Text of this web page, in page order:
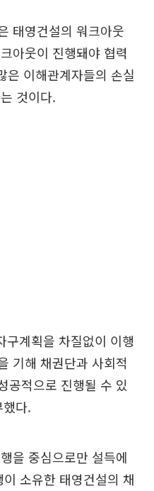
태영건설의 워크아웃
아웃이 진행돼야 협력
은 이해관계자들의 손실
것이다.
계획을 차질없이 이행
기해 채권단과 사회적
공적으로 진행될 수 있
다.
을 중심으로만 설득에
소유한 태영건설의 채